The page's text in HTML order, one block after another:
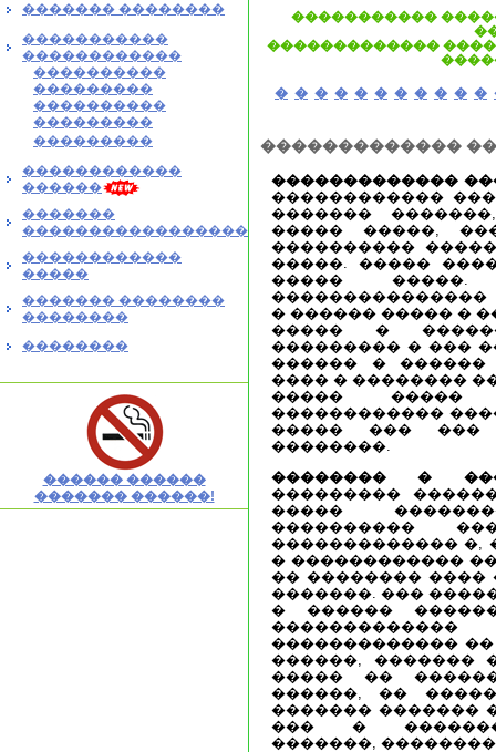
������� ��������
�����������
������������
����������
���������
����������
���������
���������
������������
������
�������
�����������������
������������
�����
������� ��������
��������
��������
������ ������
������� ������!
�����������
�������������
� � � � � � � � � � �
�������������
�������������
������������
�������
����� �����,
����������
�����. �����
����� �����.
� ������ ����� �
����� �
��������� � ���
������ � ������
���� � ��������
����� �����
������������
����� ��� ���
��������.
�������� �
���������
�����
����������
������������� �,
� ������������
�� �������� ����
�������. ���
� ������
�������������
������, �������
����� ��
������, ��
������� �������
��� �
�������,